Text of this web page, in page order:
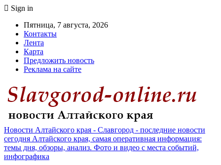
Sign in
Пятница, 7 августа, 2026
Контакты
Лента
Карта
Предложить новость
Реклама на сайте
Новости Алтайского края - Славгород - последние новости
сегодня Алтайского края, самая оперативная информация:
темы дня, обзоры, анализ. Фото и видео с места событий,
инфографика